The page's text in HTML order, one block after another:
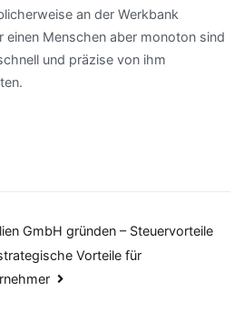
an der Werkbank
Menschen aber monoton sind
und präzise von ihm
GmbH gründen – Steuervorteile
Vorteile für